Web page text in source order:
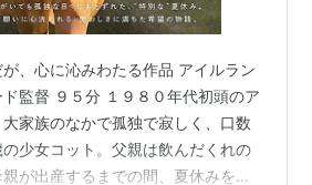
、心に沁みわたる作品 アイルラン
ド監督 ９５分 １９８０年代初頭のア
家族のなかで孤独で寂しく、口数
少女コット。父親は飲んだくれの
が出産するまでの間、夏休みを親